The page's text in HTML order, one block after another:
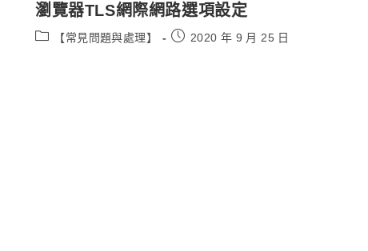
瀏覽器TLS網際網路選項設定
Post
【常見問題與處理】
Post2020 年 9 月 25 日